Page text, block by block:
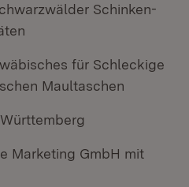
Schinken-
für Schleckige
Maultaschen
Marketing GmbH mit